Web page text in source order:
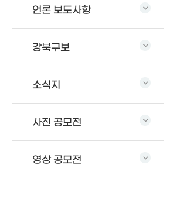
언론 보도사항
강북구보
소식지
사진 공모전
영상 공모전